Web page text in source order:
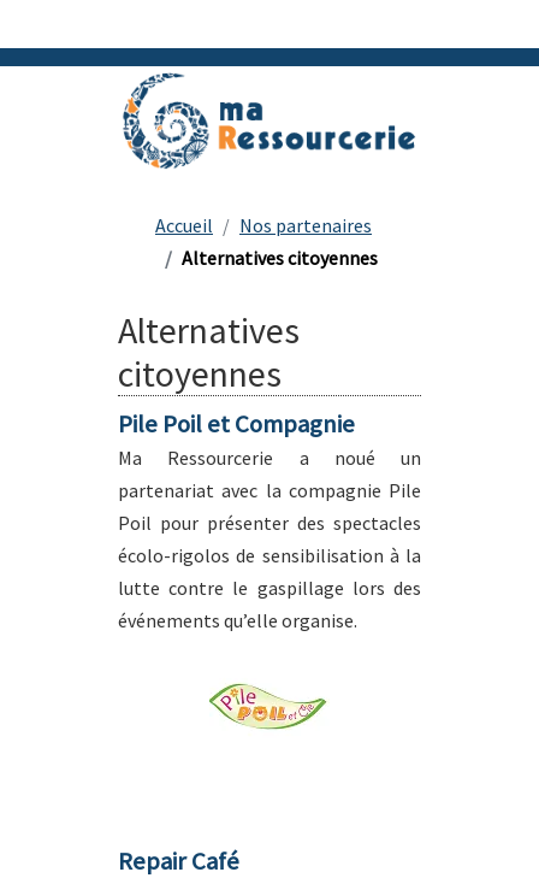
Accueil
Nos partenaires
Alternatives citoyennes
Alternatives
citoyennes
Pile Poil et Compagnie
Ma Ressourcerie a noué un
partenariat avec la compagnie Pile
Poil pour présenter des spectacles
écolo-rigolos de sensibilisation à la
lutte contre le gaspillage lors des
événements qu’elle organise.
Repair Café